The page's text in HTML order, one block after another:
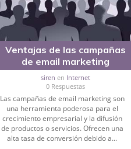
Ventajas de las campañas
de email marketing
siren en Internet
0 Respuestas
Las campañas de email marketing son
una herramienta poderosa para el
crecimiento empresarial y la difusión
de productos o servicios. Ofrecen una
alta tasa de conversión debido a...